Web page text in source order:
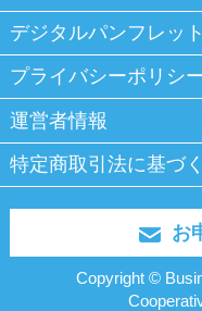
デジタルパンフレット
プライバシーポリシ
運営者情報
特定商取引法に基づ
お
Copyright ©